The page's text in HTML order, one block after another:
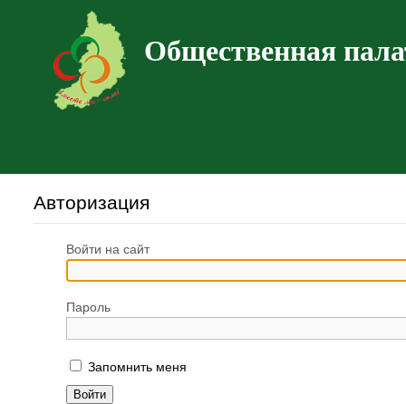
Общественная
Авторизация
Войти на сайт
Пароль
Запомнить меня